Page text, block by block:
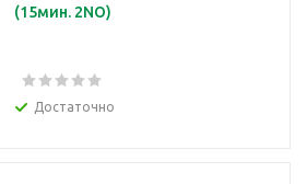
(15мин. 2NO)
Достаточно